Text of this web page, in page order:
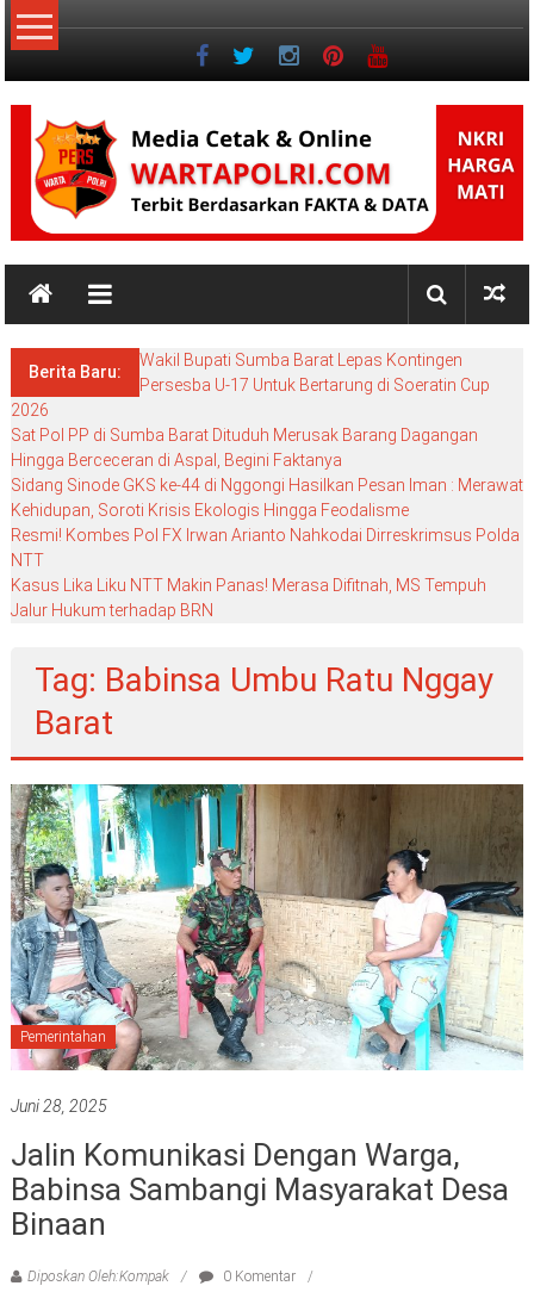
Lompat
ke
NKRI
NKRI
MATIBerita Baru:
Wakil Bupati Sumba Barat Lepas Kontingen
Persesba U-17 Untuk Bertarung di Soeratin Cup
2026
Sat Pol PP di Sumba Barat Dituduh Merusak Barang Dagangan
Hingga Berceceran di Aspal, Begini Faktanya
Sidang Sinode GKS ke-44 di Nggongi Hasilkan Pesan Iman : Merawat
Kehidupan, Soroti Krisis Ekologis Hingga Feodalisme
Resmi! Kombes Pol FX Irwan Arianto Nahkodai Dirreskrimsus Polda
NTT
Kasus Lika Liku NTT Makin Panas! Merasa Difitnah, MS Tempuh
Jalur Hukum terhadap BRN
Tag: Babinsa Umbu Ratu Nggay
Barat
Pemerintahan
Juni 28, 2025
Jalin Komunikasi Dengan Warga,
Babinsa Sambangi Masyarakat Desa
Binaan
Diposkan Oleh:Kompak
0 Komentar